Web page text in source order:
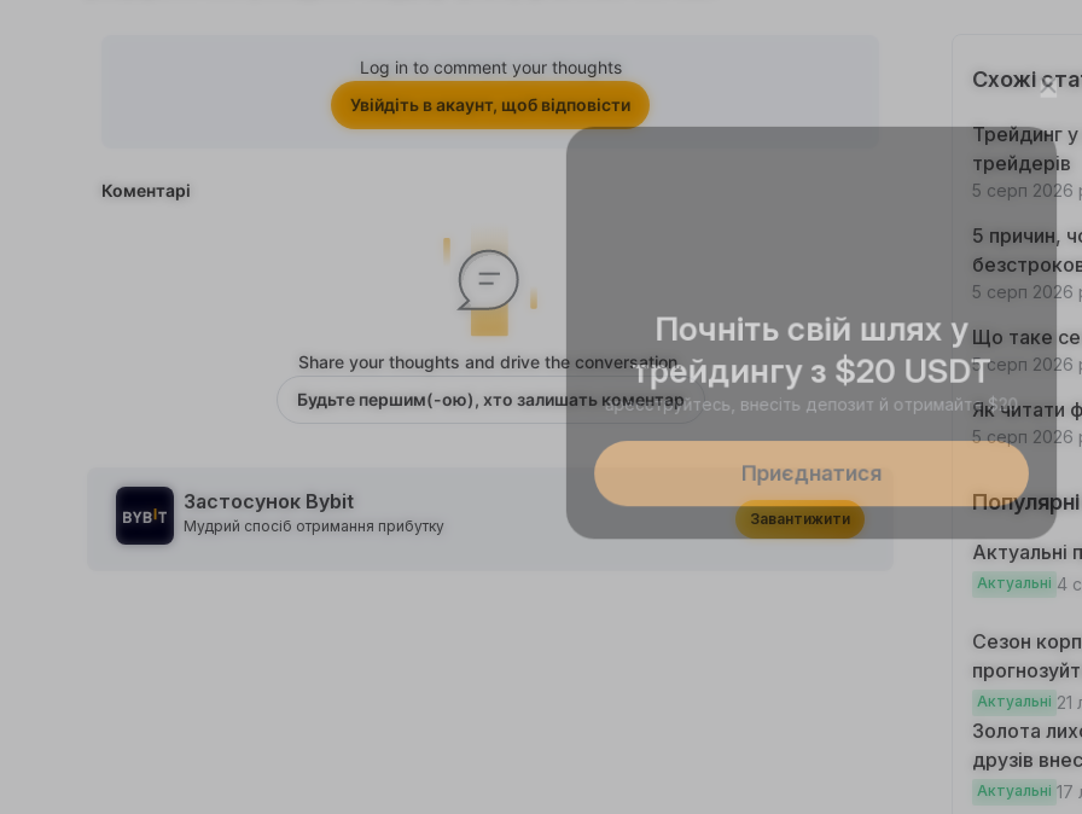
Log in to comment your thoughts
Увійдіть в акаунт, щоб відповісти
Коментарі
Share your thoughts and drive the conversation.
Будьте першим(-ою), хто залишать коментар
Застосунок Bybit
Мудрий спосіб отримання прибутку Завантижити
Схожі
Трейдинг у
трейдерів
5 серп 2026
5 причин,
5 серп 2026
Що таке
5 серп 2026
Як читати
5 серп 2026
Популярні
Актуальні
Актуальні 4
Сезон
Актуальні 21
Золота
друзів
торгувати
Актуальні 17
Почніть свій шлях у
трейдингу з $20 USDT
ареєструйтесь, внесіть депозит й отримайте $20
Приєднатися